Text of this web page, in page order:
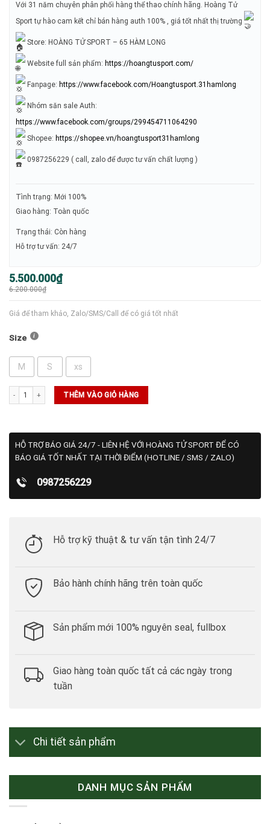
Với 31 năm chuyên phân phối hàng thể thao chính hãng. Hoàng Tử
Sport tự hào cam kết chỉ bán hàng auth 100% , giá tốt nhất thị trường
Store: HOÀNG TỬ SPORT – 65 HÀM LONG
Website full sản phẩm: https://hoangtusport.com/
Fanpage: https://www.facebook.com/Hoangtusport.31hamlong
Nhóm săn sale Auth:
https://www.facebook.com/groups/299454711064290
Shopee: https://shopee.vn/hoangtusport31hamlong
0987256229 ( call, zalo để được tư vấn chất lượng )
Tình trạng: Mới 100%
Giao hàng: Toàn quốc
Trạng thái: Còn hàng
Hỗ trợ tư vấn: 24/7
6.200.000₫
Giá
gốc
là:
5.500.000₫
Giá
hiện
tại
Giá để tham khảo, Zalo/SMS/Call để có giá tốt nhất
Size
M S xs
Set Gió Wilson Men's Grand Slam - Đen số lượng
THÊM VÀO GIỎ HÀNG
HỖ TRỢ BÁO GIÁ 24/7 - LIÊN HỆ VỚI HOÀNG TỬ SPORT ĐỂ CÓ
BÁO GIÁ TỐT NHẤT TẠI THỜI ĐIỂM (HOTLINE / SMS / ZALO)
0987256229
Hỗ trợ kỹ thuật & tư vấn tận tình 24/7
Bảo hành chính hãng trên toàn quốc
Sản phẩm mới 100% nguyên seal, fullbox
Giao hàng toàn quốc tất cả các ngày trong
tuần
Chi tiết sản phẩm
DANH MỤC SẢN PHẨM